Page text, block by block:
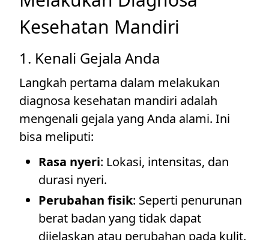
Kesehatan Mandiri
1. Kenali Gejala Anda
Langkah pertama dalam melakukan
diagnosa kesehatan mandiri adalah
mengenali gejala yang Anda alami. Ini
bisa meliputi:
Rasa nyeri: Lokasi, intensitas, dan
durasi nyeri.
Perubahan fisik: Seperti penurunan
berat badan yang tidak dapat
dijelaskan atau perubahan pada kulit.